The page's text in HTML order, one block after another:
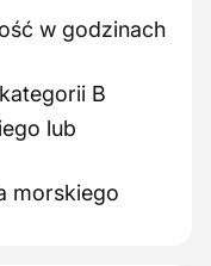
w godzinach
B
lub
morskiego